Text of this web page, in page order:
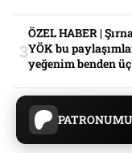
ÖZEL HABER |
YÖK bu
yeğenim benden
ÖZEL HABER|
kaldı: “Tüm
Dedemi yaralayıp